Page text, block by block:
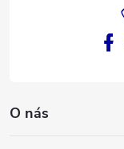
O nás